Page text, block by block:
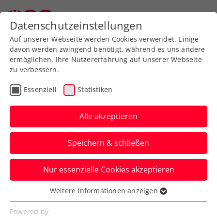
Zurück zur Newsübersicht
Turniere
Generali Open Kitzbühel:
Schwärzler sorgt für
Lichtblicke an
regnerischem Tag
… und scheidet beim ATP-Heimspiel
dennoch knapp aus. Der Dienstag steht
im Zeichen der Österreicher.
Datenschutzeinstellungen
Auf unserer Webseite werden Cookies verwendet. Einige
davon werden zwingend benötigt, während es uns andere
ermöglichen, Ihre Nutzererfahrung auf unserer Webseite
zu verbessern.
Essenziell Statistiken
Alle akzeptieren
Speichern & schließen
Nur essenzielle Cookies akzeptieren
Essenziell
Essenzielle Cookies werden für grundlegende
Weitere Informationen anzeigen
Powered by